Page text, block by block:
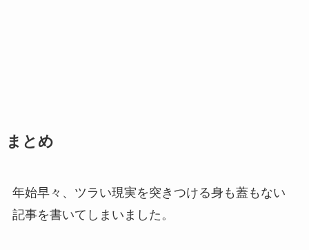
まとめ
年始早々、ツラい現実を突きつける身も蓋もない
記事を書いてしまいました。